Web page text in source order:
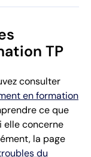
TP
consulter
en formation
ce que
elle concerne
la page
du